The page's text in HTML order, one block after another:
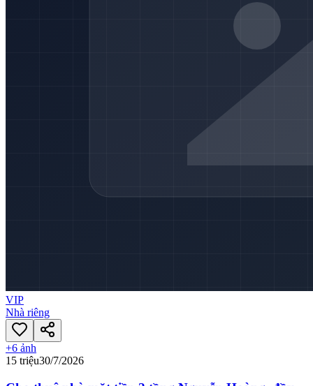
VIP
Nhà riêng
+6 ảnh
15 triệu30/7/2026